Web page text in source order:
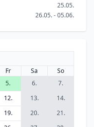
25.05.
26.05. - 05.06.
Fr Sa
So
5. 6.
7.
12. 13.
14.
19. 20.
21.